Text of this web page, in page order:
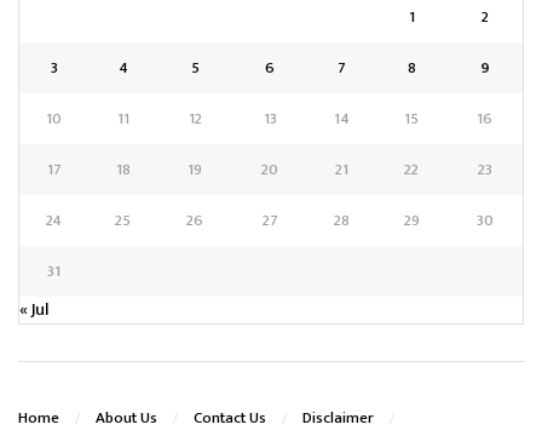
1
2
3
4 5 6 7 8
9
10
11 12 13 14 15
16
17
18 19 20 21 22
23
24
25 26 27 28 29
30
31
« Jul
Home About Us Contact Us
Disclaimer